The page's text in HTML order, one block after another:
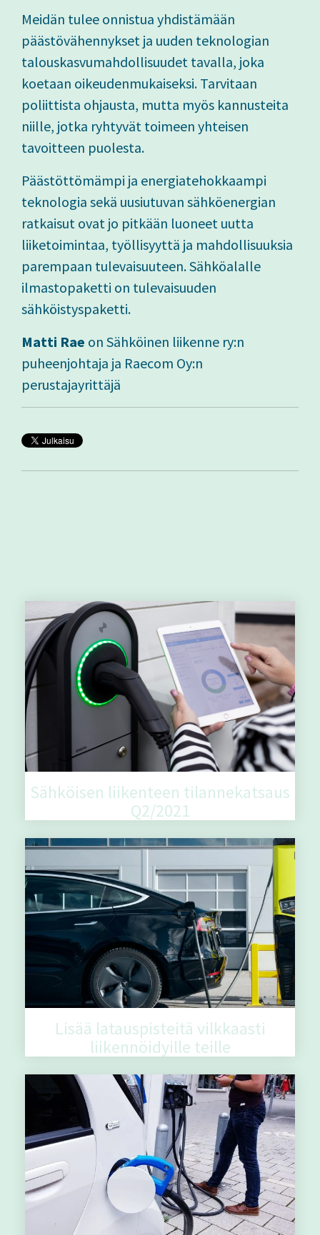
Meidän tulee onnistua yhdistämään
päästövähennykset ja uuden teknologian
talouskasvumahdollisuudet tavalla, joka
koetaan oikeudenmukaiseksi. Tarvitaan
poliittista ohjausta, mutta myös kannusteita
niille, jotka ryhtyvät toimeen yhteisen
tavoitteen puolesta.
Päästöttömämpi ja energiatehokkaampi
teknologia sekä uusiutuvan sähköenergian
ratkaisut ovat jo pitkään luoneet uutta
liiketoimintaa, työllisyyttä ja mahdollisuuksia
parempaan tulevaisuuteen. Sähköalalle
ilmastopaketti on tulevaisuuden
sähköistyspaketti.
Matti Rae on Sähköinen liikenne ry:n
puheenjohtaja ja Raecom Oy:n
perustajayrittäjä
Sähköisen liikenteen tilannekatsaus
Q2/2021
Lisää latauspisteitä vilkkaasti
liikennöidyille teille